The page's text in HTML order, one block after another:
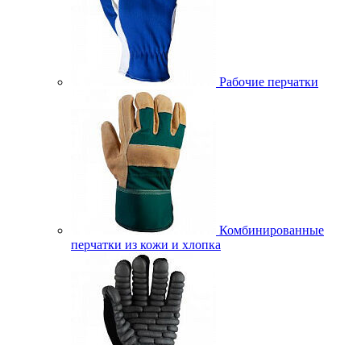
Рабочие перчатки
Комбинированные
перчатки из кожи и хлопка